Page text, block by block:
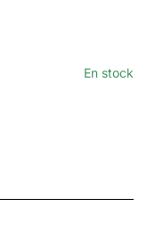
En stock